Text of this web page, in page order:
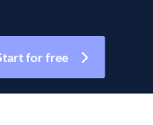
for free